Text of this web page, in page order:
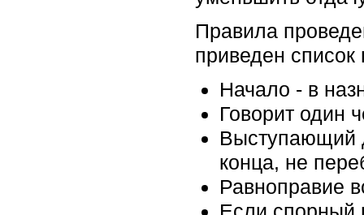
Правила
приведен
Начало - в
Говорит один
Выступающий
конца, не
Равноправие